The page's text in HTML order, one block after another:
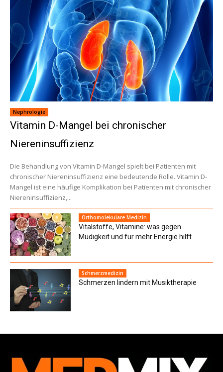
Nephrologie
Vitamin D-Mangel bei chronischer
Niereninsuffizienz
Die Behandlung von Vitamin D-Mangel spielt bei Patienten mit
chronischer Niereninsuffizienz eine bedeutende Rolle. Vitamin D-
Mangel ist eine häufige Komplikation bei Patienten mit chronischer
Niereninsuffizienz,...
Orthomolekulare Medizin
Vitalstoffe, Vitamine: was gegen
Müdigkeit und für mehr Energie hilft
Schmerzmedizin
Schmerzen lindern mit Musiktherapie